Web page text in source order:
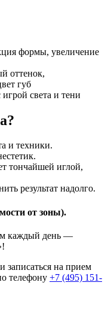
формы, увеличение
оттенок,
губ
света и тени
и техники.
тончайшей иглой,
результат надолго.
от зоны).
каждый день —
записаться на прием
телефону +7 (495) 151-